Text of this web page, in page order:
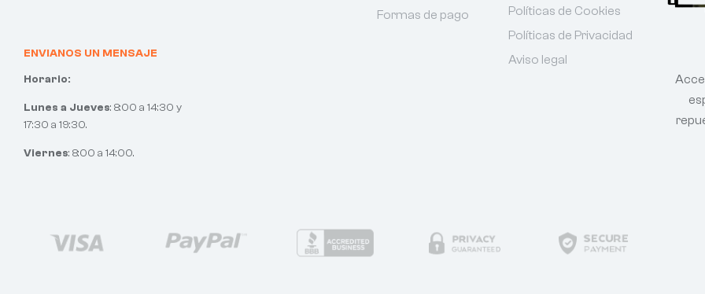
ENVIANOS UN MENSAJE
Horario:
Lunes a Jueves: 8:00 a 14:30 y
17:30 a 19:30.
Viernes: 8:00 a 14:00.
Formas de pago
Políticas de Cookies
Políticas de Privacidad
Aviso legal